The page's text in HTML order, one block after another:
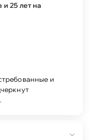
и 25 лет на
и